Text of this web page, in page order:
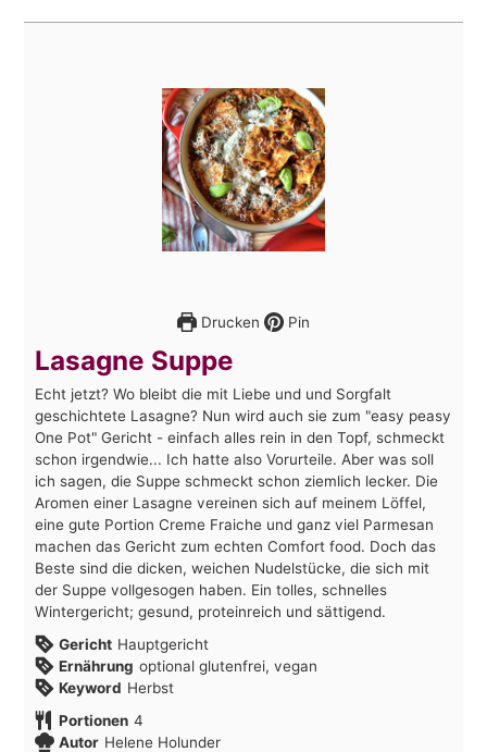
Drucken Pin
Lasagne Suppe
Echt jetzt? Wo bleibt die mit Liebe und und Sorgfalt
geschichtete Lasagne? Nun wird auch sie zum "easy peasy
One Pot" Gericht - einfach alles rein in den Topf, schmeckt
schon irgendwie... Ich hatte also Vorurteile. Aber was soll
ich sagen, die Suppe schmeckt schon ziemlich lecker. Die
Aromen einer Lasagne vereinen sich auf meinem Löffel,
eine gute Portion Creme Fraiche und ganz viel Parmesan
machen das Gericht zum echten Comfort food. Doch das
Beste sind die dicken, weichen Nudelstücke, die sich mit
der Suppe vollgesogen haben. Ein tolles, schnelles
Wintergericht; gesund, proteinreich und sättigend.
Gericht Hauptgericht
Ernährung optional glutenfrei, vegan
Keyword Herbst
Portionen 4
Autor Helene Holunder